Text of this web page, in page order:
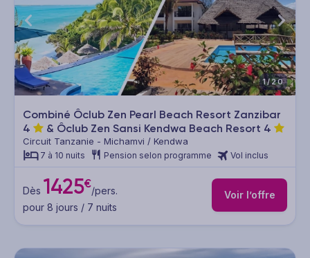
1/20
Combiné Ôclub Zen Pearl Beach Resort Zanzibar
4
& Ôclub Zen Sansi Kendwa Beach Resort 4
Circuit Tanzanie - Michamvi / Kendwa
7 à 10 nuits Pension selon programme Vol inclus
Dès 1425€/pers.
pour 8 jours / 7 nuits
Voir l’offre